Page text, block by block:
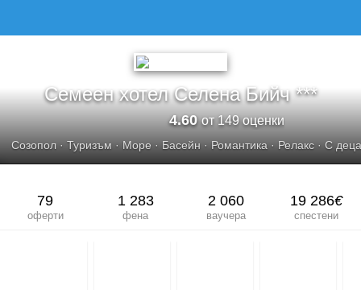
Семеен хотел Селена Бийч ***
4.60от 149 оценки
Созопол· Туризъм · Море · Басейн · Романтика · Релакс · С
79
оферти
1 283
фена
2 060
ваучера
19 286€
спестени